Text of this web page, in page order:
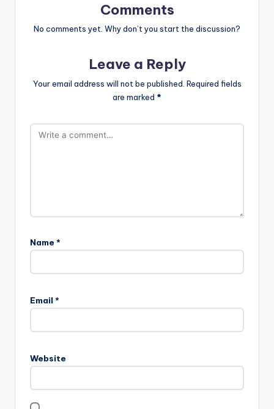
Comments
No comments yet. Why don’t you start the discussion?
Leave a Reply
Your email address will not be published. Required fields
are marked *
Name *
Email *
Website